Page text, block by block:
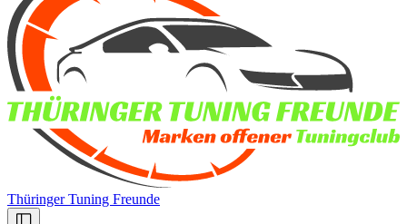
Thüringer Tuning Freunde